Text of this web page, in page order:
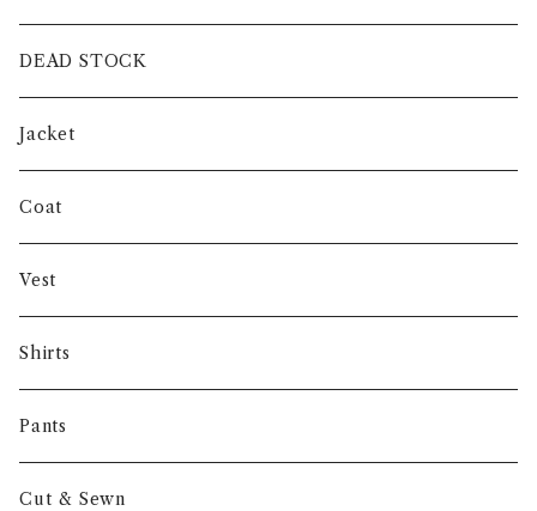
intch.
SHUREN
INVERTERE
Gambert
NORIEI
Other
DEAD STOCK
Jacket
Coat
Vest
Shirts
Pants
Cut & Sewn